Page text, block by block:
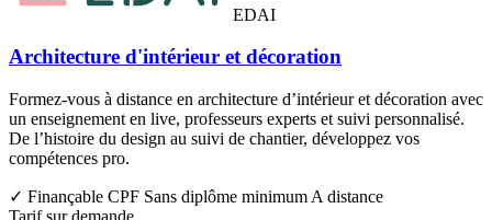
EDAI
Architecture d'intérieur et décoration
Formez-vous à distance en architecture d’intérieur et décoration avec
un enseignement en live, professeurs experts et suivi personnalisé.
De l’histoire du design au suivi de chantier, développez vos
compétences pro.
✓ Finançable CPF Sans diplôme minimum A distance
Tarif sur demande